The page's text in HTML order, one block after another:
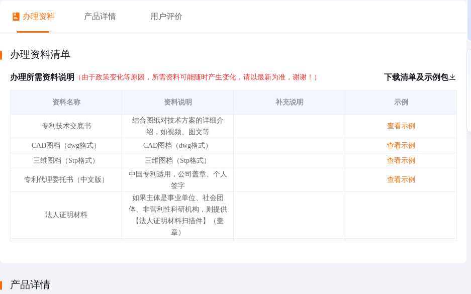
办理资料 产品详情 用户评价
办理资料清单
办理所需资料说明 （由于政策变化等原因，所需资料可能随时产生变化，请以最新为准，谢谢！） 下载清单及示例包
资料名称 资料说明 补充说明 示例
专利技术交底书
结合图纸对技术方案的详细介
绍，如视频、图文等
查看示例
CAD图档（dwg格式） CAD图档（dwg格式）
查看示例
三维图档（Stp格式）
三维图档（Stp格式） 查看示例
专利代理委托书（中文版）
中国专利适用，公司盖章、个人
签字
查看示例
法人证明材料
如果主体是事业单位、社会团
体、非营利性科研机构，则提供
【法人证明材料扫描件】（盖
章）
产品详情